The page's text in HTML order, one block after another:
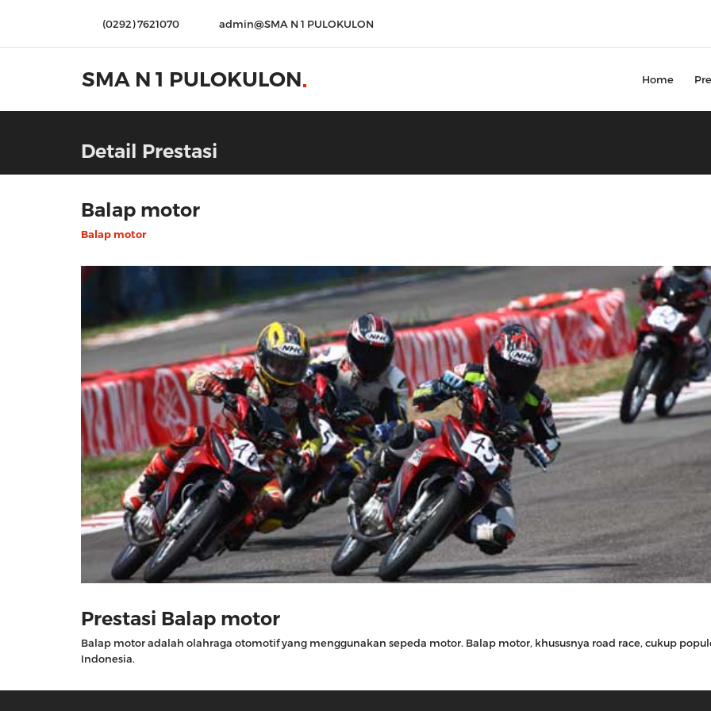
(0292) 7621070 admin@SMA N 1 PULOKULON
SMA N 1 PULOKULON Home
Detail Prestasi
Balap motor
Balap motor
Prestasi Balap motor
Balap motor adalah olahraga otomotif yang menggunakan sepeda motor. Balap motor, khususnya road race, cukup
Indonesia.